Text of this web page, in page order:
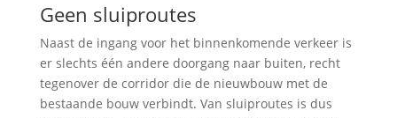
Geen sluiproutes
Naast de ingang voor het binnenkomende verkeer is
er slechts één andere doorgang naar buiten, recht
tegenover de corridor die de nieuwbouw met de
bestaande bouw verbindt. Van sluiproutes is dus